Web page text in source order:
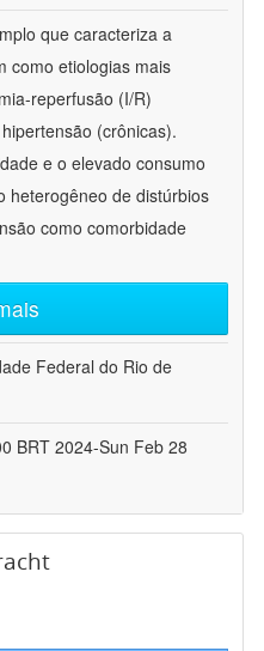
que caracteriza a
como etiologias mais
reperfusão (I/R)
(crônicas).
e o elevado consumo
heterogêneo de distúrbios
como comorbidade
Federal do Rio de
BRT 2024-Sun Feb 28